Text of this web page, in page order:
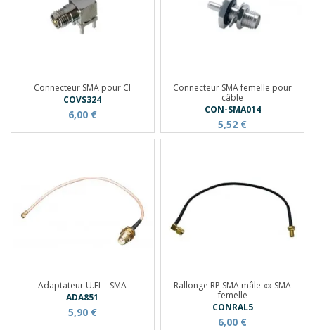
Connecteur SMA pour CI
COVS324
6,00 €
Connecteur SMA femelle pour
câble
CON-SMA014
5,52 €
Adaptateur U.FL - SMA
ADA851
5,90 €
Rallonge RP SMA mâle «» SMA
femelle
CONRAL5
6,00 €